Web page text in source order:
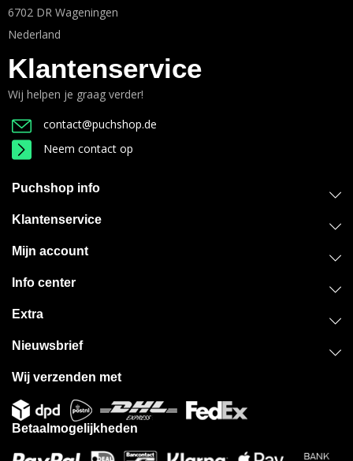
6702 DR Wageningen
Nederland
Klantenservice
Wij helpen je graag verder!
contact@puchshop.de
Neem contact op
Puchshop info
Klantenservice
Mijn account
Info center
Extra
Nieuwsbrief
Wij verzenden met
Betaalmogelijkheden